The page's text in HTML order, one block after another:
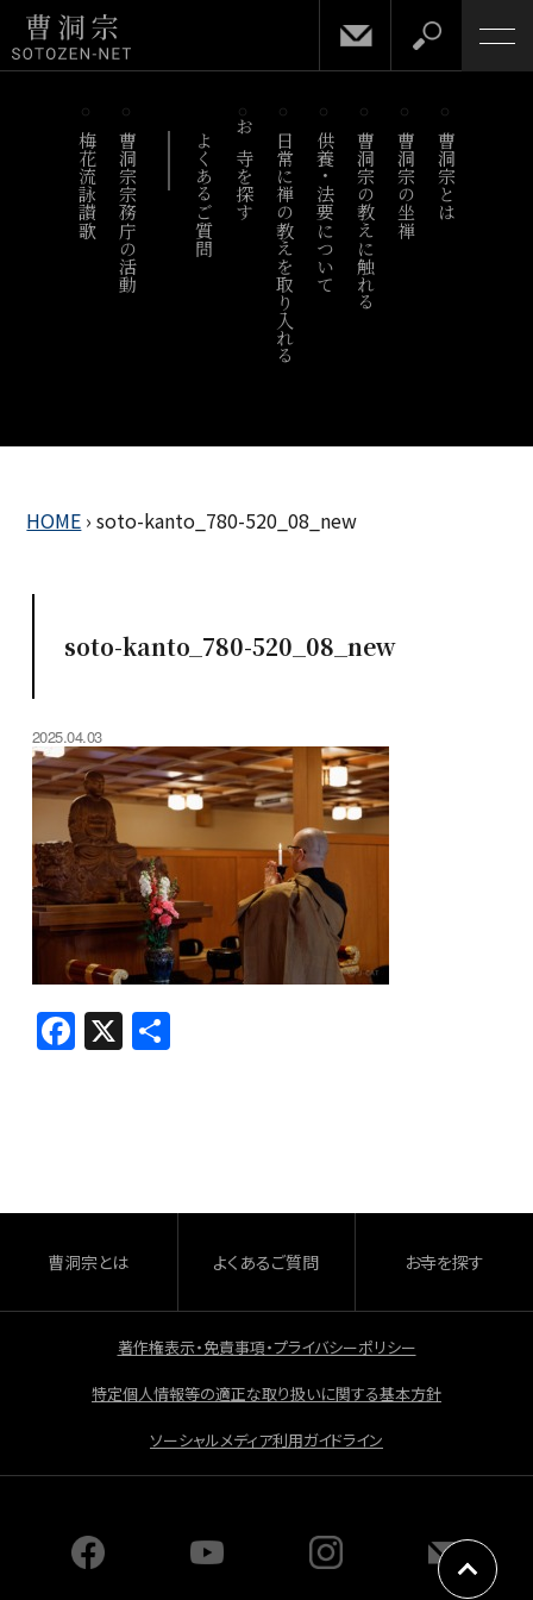
梅花流詠讃歌 曹洞宗宗務庁の活動 よくあるご質問 お寺を探す 日常に禅の教えを取り入れる供養・法要について曹洞宗の教えに触れる 曹洞宗の坐禅 曹洞宗とは
HOME › soto-kanto_780-520_08_new
soto-kanto_780-520_08_new
2025.04.03
F
a
o
o
k
X 共
曹洞宗とは よくあるご質問 お寺を探す
著作権表示・免責事項・プライバシーポリシー
特定個人情報等の適正な取り扱いに関する基本方針
ソーシャルメディア利用ガイドライン